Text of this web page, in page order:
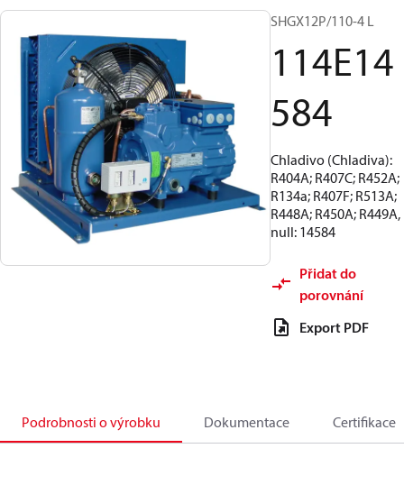
SHGX12P/110-4 L
114E14
584
Chladivo (Chladiva):
R404A; R407C; R452A;
R134a; R407F; R513A;
R448A; R450A; R449A,
null: 14584
Přidat do
porovnání
Export PDF
Podrobnosti o výrobku Dokumentace Certifikace